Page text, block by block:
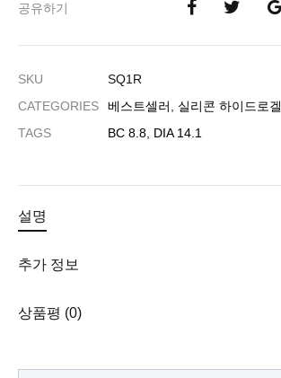
공유하기
SKU
SQ1R
CATEGORIES
베스트셀러, 실리콘 하이드로겔
TAGS
BC 8.8, DIA 14.1
설명
추가 정보
상품평 (0)